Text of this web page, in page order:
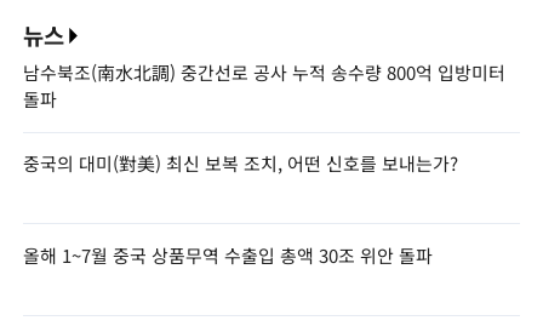
뉴스
남수북조(南水北調) 중간선로 공사 누적 송수량 800억 입방미터
돌파
중국의 대미(對美) 최신 보복 조치, 어떤 신호를 보내는가?
올해 1~7월 중국 상품무역 수출입 총액 30조 위안 돌파